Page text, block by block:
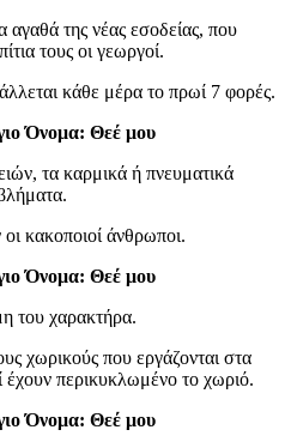
αγαθά της νέας εσοδείας, που
τους οι γεωργοί.
κάθε μέρα το πρωί 7 φορές.
Όνομα: Θεέ μου
τα καρμικά ή πνευματικά
κακοποιοί άνθρωποι.
Όνομα: Θεέ μου
του χαρακτήρα.
χωρικούς που εργάζονται στα
έχουν περικυκλωμένο το χωριό.
Όνομα: Θεέ μου